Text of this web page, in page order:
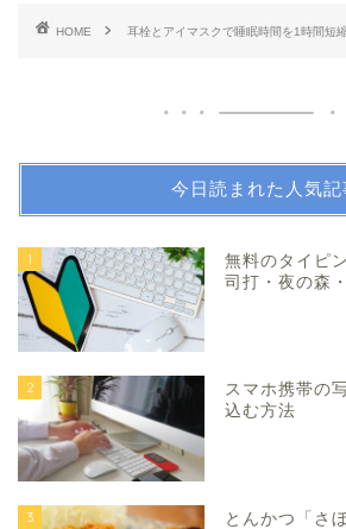
HOME 耳栓とアイマスクで睡眠時間を1時間短
今日読まれた人気記
1
無料のタイピ
司打・夜の森
2
スマホ携帯の
込む方法
3
とんかつ「さ